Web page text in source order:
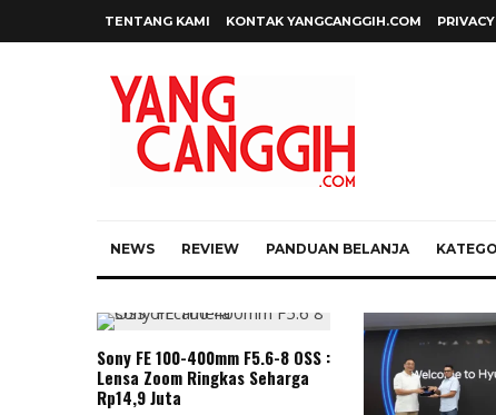
TENTANG KAMI KONTAK YANGCANGGIH.COM
NEWS REVIEW PANDUAN BELANJA
Sony FE 100-400mm F5.6-8 OSS :
Lensa Zoom Ringkas Seharga
Rp14,9 Juta